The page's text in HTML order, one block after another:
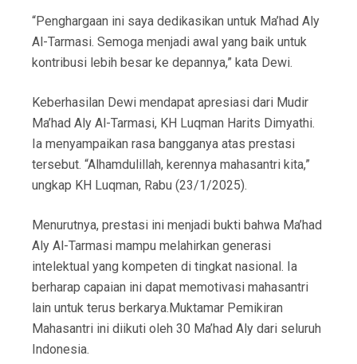
“Penghargaan ini saya dedikasikan untuk Ma’had Aly
Al-Tarmasi. Semoga menjadi awal yang baik untuk
kontribusi lebih besar ke depannya,” kata Dewi.
Keberhasilan Dewi mendapat apresiasi dari Mudir
Ma’had Aly Al-Tarmasi, KH Luqman Harits Dimyathi.
Ia menyampaikan rasa bangganya atas prestasi
tersebut. “Alhamdulillah, kerennya mahasantri kita,”
ungkap KH Luqman, Rabu (23/1/2025).
Menurutnya, prestasi ini menjadi bukti bahwa Ma’had
Aly Al-Tarmasi mampu melahirkan generasi
intelektual yang kompeten di tingkat nasional. Ia
berharap capaian ini dapat memotivasi mahasantri
lain untuk terus berkarya.Muktamar Pemikiran
Mahasantri ini diikuti oleh 30 Ma’had Aly dari seluruh
Indonesia.